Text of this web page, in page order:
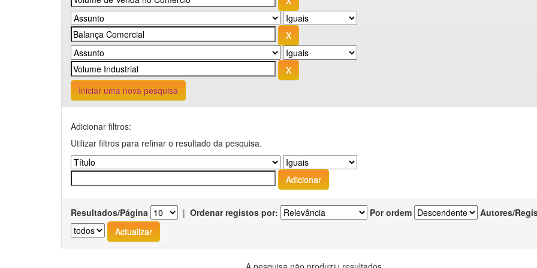
Iniciar uma nova pesquisa
Adicionar filtros:
Utilizar filtros para refinar o resultado da pesquisa.
Resultados/Página | Ordenar registos por: Por ordem Autores/